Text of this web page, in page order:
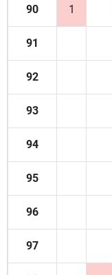
90 1
91
92
93
94
95
96
97